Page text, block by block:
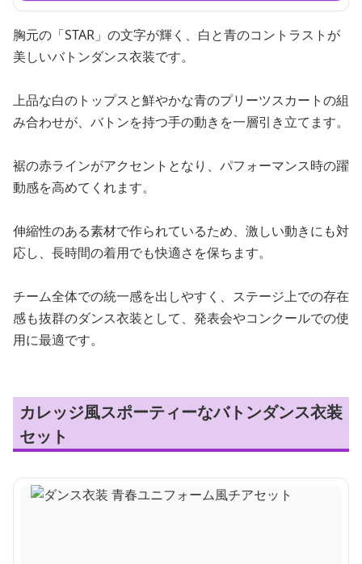
胸元の「STAR」の文字が輝く、白と青のコントラストが
美しいバトンダンス衣装です。
上品な白のトップスと鮮やかな青のプリーツスカートの組
み合わせが、バトンを持つ手の動きを一層引き立てます。
裾の赤ラインがアクセントとなり、パフォーマンス時の躍
動感を高めてくれます。
伸縮性のある素材で作られているため、激しい動きにも対
応し、長時間の着用でも快適さを保ちます。
チーム全体での統一感を出しやすく、ステージ上での存在
感も抜群のダンス衣装として、発表会やコンクールでの使
用に最適です。
カレッジ風スポーティーなバトンダンス衣装
セット